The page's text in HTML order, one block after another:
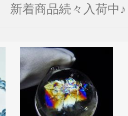
商品続々入